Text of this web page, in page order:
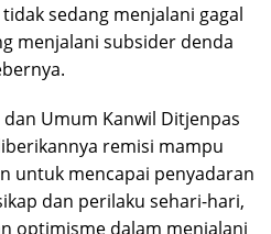
sedang menjalani gagal
menjalani subsider denda
Umum Kanwil Ditjenpas
remisi mampu
untuk mencapai penyadaran
dan perilaku sehari-hari,
optimisme dalam menjalani